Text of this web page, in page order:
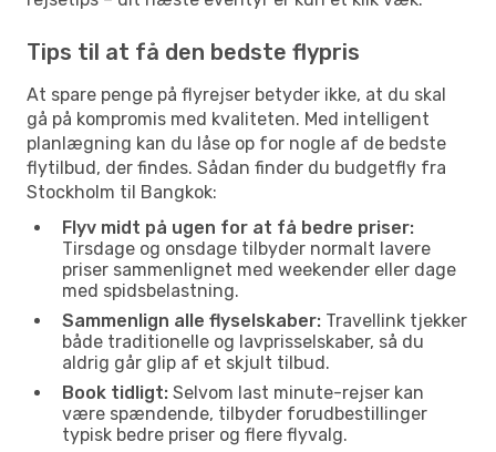
Tips til at få den bedste flypris
At spare penge på flyrejser betyder ikke, at du skal
gå på kompromis med kvaliteten. Med intelligent
planlægning kan du låse op for nogle af de bedste
flytilbud, der findes. Sådan finder du budgetfly fra
Stockholm til Bangkok:
Flyv midt på ugen for at få bedre priser:
Tirsdage og onsdage tilbyder normalt lavere
priser sammenlignet med weekender eller dage
med spidsbelastning.
Sammenlign alle flyselskaber: Travellink tjekker
både traditionelle og lavprisselskaber, så du
aldrig går glip af et skjult tilbud.
Book tidligt: Selvom last minute-rejser kan
være spændende, tilbyder forudbestillinger
typisk bedre priser og flere flyvalg.